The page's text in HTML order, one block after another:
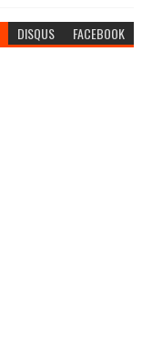
DISQUS FACEBOOK